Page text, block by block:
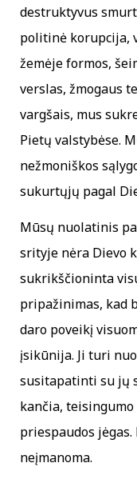
destruktyvus
politinė korupcija,
žemėje formos,
verslas, žmogaus
vargšais, mus
Pietų valstybėse.
nežmoniškos
sukurtųjų pagal
Mūsų nuolatinis
srityje nėra Dievo
sukrikščioninta
pripažinimas, kad
daro poveikį
įsikūnija. Ji turi
susitapatinti su jų
kančia,
priespaudos
neįmanoma.